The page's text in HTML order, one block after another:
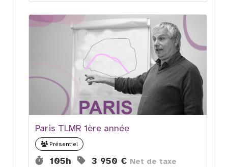
Paris TLMR 1ère année
Présentiel
Durée :
105h Prix :
3 950 € Net de taxe